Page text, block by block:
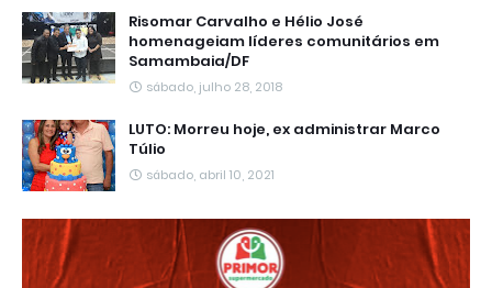
Risomar Carvalho e Hélio José
homenageiam líderes comunitários em
Samambaia/DF
sábado, julho 28, 2018
LUTO: Morreu hoje, ex administrar Marco
Túlio
sábado, abril 10, 2021